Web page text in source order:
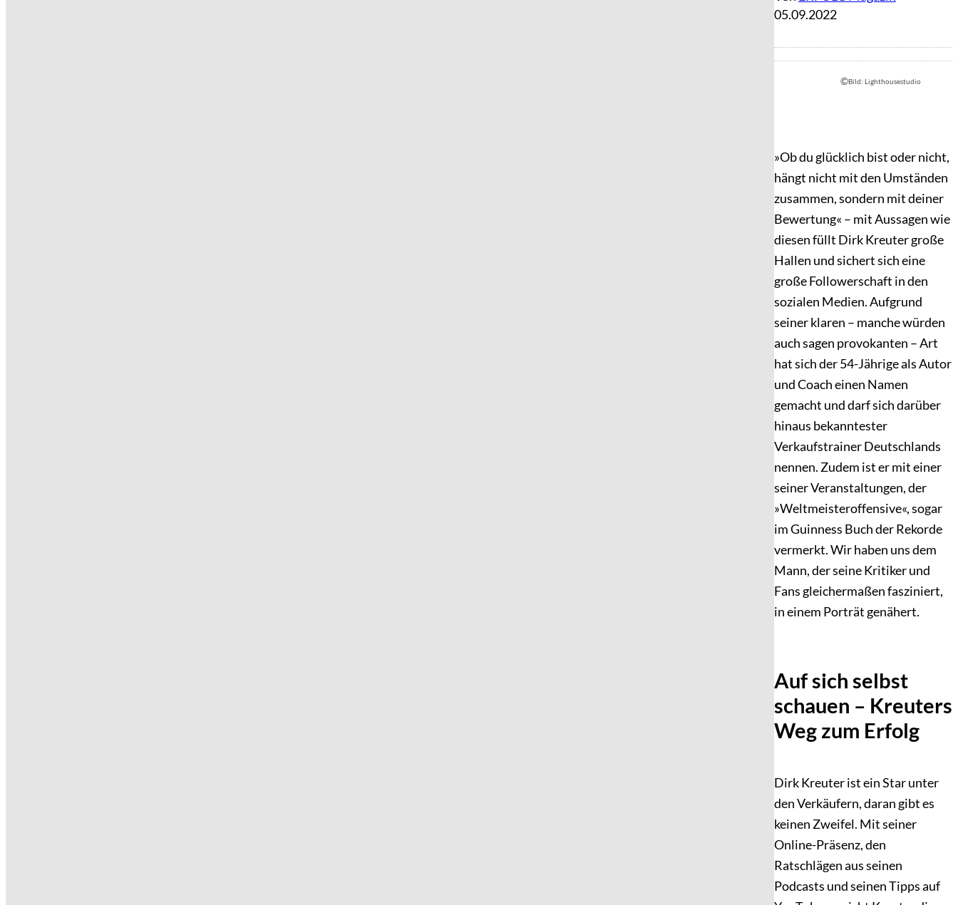
05.09.2022
©Bild: Lighthousestudio
»Ob du glücklich bist oder nicht,
hängt nicht mit den Umständen
zusammen, sondern mit deiner
Bewertung« – mit Aussagen wie
diesen füllt Dirk Kreuter große
Hallen und sichert sich eine
große Followerschaft in den
sozialen Medien. Aufgrund
seiner klaren – manche würden
auch sagen provokanten – Art
hat sich der 54-Jährige als Autor
und Coach einen Namen
gemacht und darf sich darüber
hinaus bekanntester
Verkaufstrainer Deutschlands
nennen. Zudem ist er mit einer
seiner Veranstaltungen, der
»Weltmeisteroffensive«, sogar
im Guinness Buch der Rekorde
vermerkt. Wir haben uns dem
Mann, der seine Kritiker und
Fans gleichermaßen fasziniert,
in einem Porträt genähert.
Auf sich selbst
schauen – Kreuters
Weg zum Erfolg
Dirk Kreuter ist ein Star unter
den Verkäufern, daran gibt es
keinen Zweifel. Mit seiner
Online-Präsenz, den
Ratschlägen aus seinen
Podcasts und seinen Tipps auf